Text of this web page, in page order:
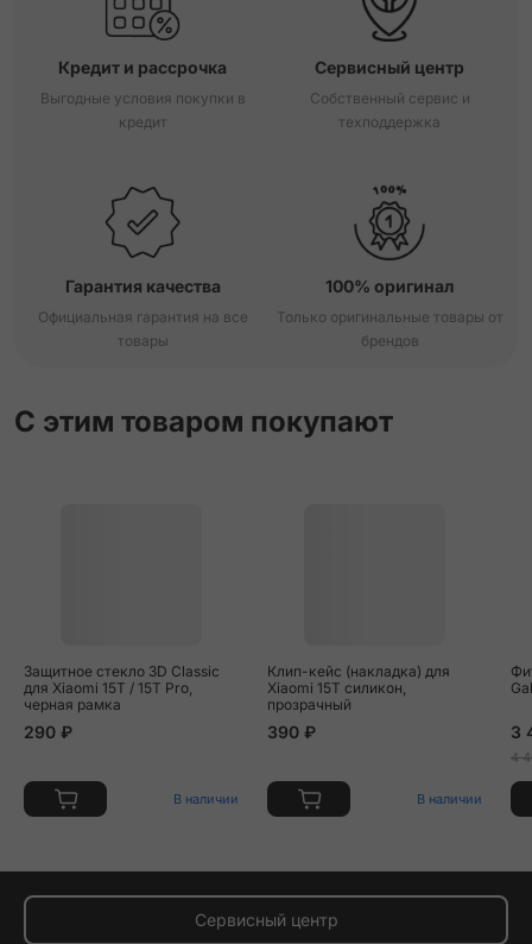
Кредит и рассрочка
Выгодные условия покупки в
кредит
Сервисный центр
Собственный сервис и
техподдержка
Гарантия качества
Официальная гарантия на все
товары
100% оригинал
Только оригинальные товары от
брендов
С этим товаром покупают
Защитное стекло 3D Classic
для Xiaomi 15T / 15T Pro,
черная рамка
290 ₽
В наличии
Клип-кейс (накладка) для
Xiaomi 15T силикон,
прозрачный
390 ₽
В наличии
3
4
Сервисный центр